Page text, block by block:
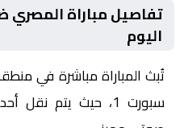
تفاصيل مباراة المصري
اليوم
تُبث المباراة مباشرة في
سبورت 1، حيث يتم